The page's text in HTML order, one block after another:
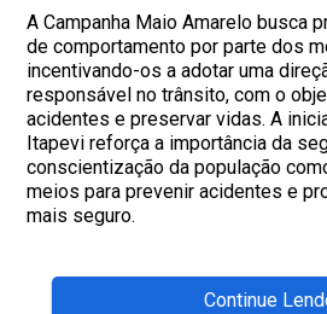
A Campanha Maio Amarelo busca
de comportamento por parte dos
incentivando-os a adotar uma
responsável no trânsito, com o
acidentes e preservar vidas. A
Itapevi reforça a importância da
conscientização da população
meios para prevenir acidentes e
mais seguro.
Continue